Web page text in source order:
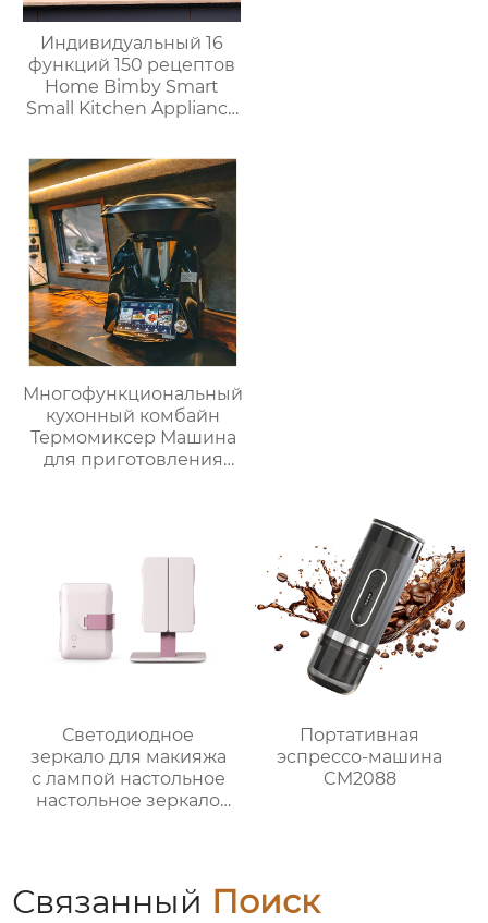
Индивидуальный 16
функций 150 рецептов
Home Bimby Smart
Small Kitchen Appliance
кухонный комбайн
Термопроцессор
Многофункциональный
кухонный комбайн
Термомиксер Машина
для приготовления
Светодиодное
зеркало для макияжа
с лампой настольное
настольное зеркало
косметическое
зеркало для
Портативная
эспрессо-машина
CM2088
Связанный Поиск